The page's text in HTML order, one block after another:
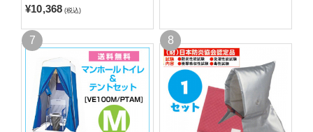
¥10,368 (税込)